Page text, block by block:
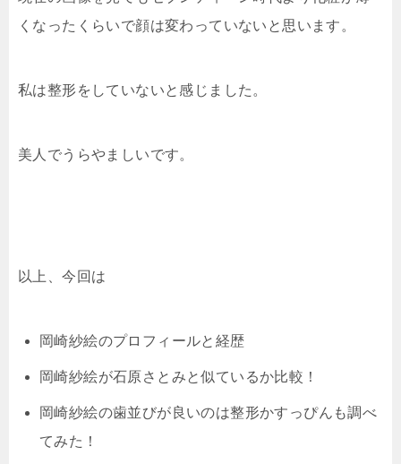
くなったくらいで顔は変わっていないと思います。
私は整形をしていないと感じました。
美人でうらやましいです。
以上、今回は
岡崎紗絵のプロフィールと経歴
岡崎紗絵が石原さとみと似ているか比較！
岡崎紗絵の歯並びが良いのは整形かすっぴんも調べ
てみた！